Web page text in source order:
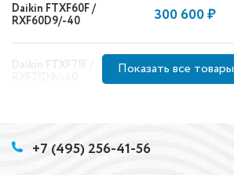
Daikin FTXF60F /
RXF60D9/-40
300 600 ₽
317 200 ₽
Показать все товары
+7 (495) 256-41-56